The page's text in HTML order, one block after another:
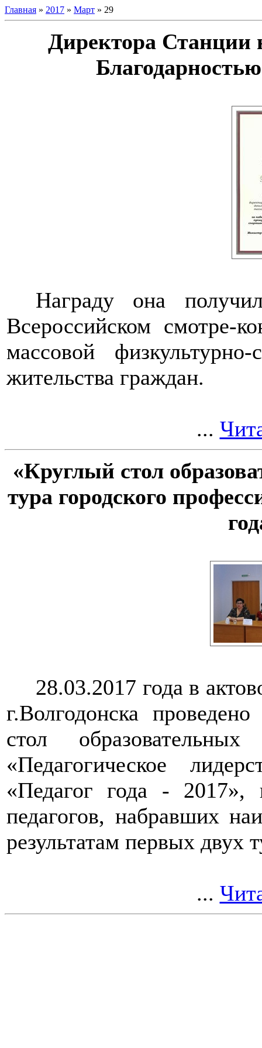
Главная » 2017 » Март » 29
Директора Станции
Награду она
Всероссийском смотре-
массовой
жительства граждан.
...
«Круглый стол
тура городского
28.03.2017 года в
г.Волгодонска
стол
«Педагогическое
«Педагог года - 2017»,
педагогов, набравших
результатам первых двух
...